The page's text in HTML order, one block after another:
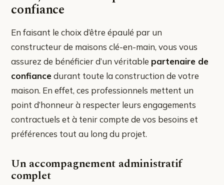
confiance
En faisant le choix d’être épaulé par un
constructeur de maisons clé-en-main, vous vous
assurez de bénéficier d’un véritable partenaire de
confiancedurant toute la construction de votre
maison. En effet, ces professionnels mettent un
point d’honneur à respecter leurs engagements
contractuels et à tenir compte de vos besoins et
préférences tout au long du projet.
Un accompagnement administratif
complet